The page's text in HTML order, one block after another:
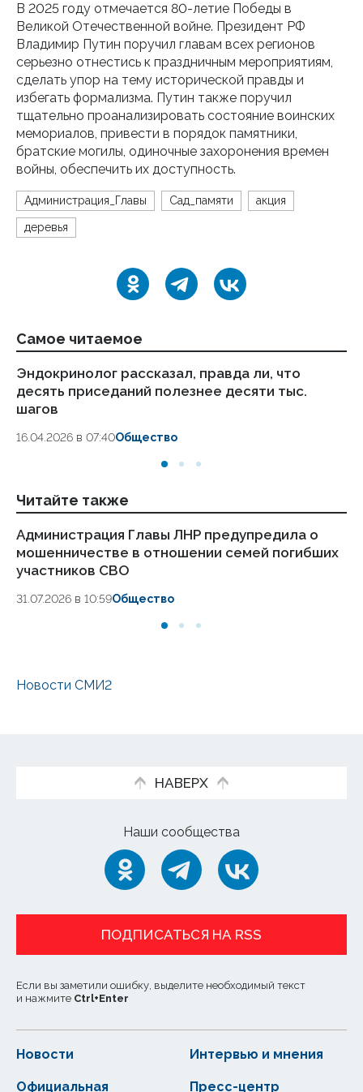
В 2025 году отмечается 80-летие Победы в
Великой Отечественной войне. Президент РФ
Владимир Путин поручил главам всех регионов
серьезно отнестись к праздничным мероприятиям,
сделать упор на тему исторической правды и
избегать формализма. Путин также поручил
тщательно проанализировать состояние воинских
мемориалов, привести в порядок памятники,
братские могилы, одиночные захоронения времен
войны, обеспечить их доступность.
Администрация_Главы Сад_памяти акция
деревья
Самое читаемое
Эндокринолог рассказал, правда ли, что
десять приседаний полезнее десяти тыс.
шагов
16.04.2026 в 07:40Общество
Читайте также
Администрация Главы ЛНР предупредила о
мошенничестве в отношении семей погибших
участников СВО
31.07.2026 в 10:59Общество
Новости СМИ2
НАВЕРХ
Наши сообщества
ПОДПИСАТЬСЯ НА RSS
Если вы заметили ошибку, выделите необходимый текст
и нажмите Ctrl+Enter
Новости
Официальная
Интервью и мнения
Пресс-центр